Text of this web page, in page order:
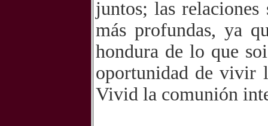
juntos; las relaciones
más profundas, ya
hondura de lo que
oportunidad de vivir
Vivid la comunión